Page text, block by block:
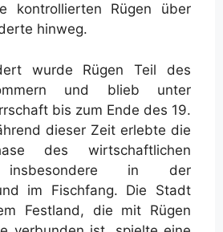
kontrollierten Rügen über
hinweg.
wurde Rügen Teil des
und blieb unter
bis zum Ende des 19.
dieser Zeit erlebte die
des wirtschaftlichen
insbesondere in der
im Fischfang. Die Stadt
Festland, die mit Rügen